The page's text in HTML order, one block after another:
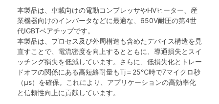
本製品は、車載向けの電動コンプレッサやHVヒーター、産
業機器向けのインバータなどに最適な、650V耐圧の第4世
代IGBTベアチップです。
本製品は、プロセス及び外周構造も含めたデバイス構造を見
直すことで、電流密度を向上するとともに、導通損失とスイ
ッチング損失を低減しています。さらに、低損失化とトレー
ドオフの関係にある高短絡耐量もTj＝25℃時で7マイクロ秒
（μs）を確保。これにより、アプリケーションの高効率化
と信頼性向上に貢献しています。